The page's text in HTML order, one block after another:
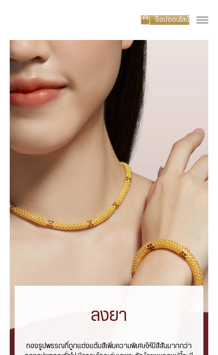
ช็อปออนไลน์
ลงยา
ทองรูปพรรณที่ถูกแต่งแต้มสีเพิ่มความพิเศษให้มีสีสันมากกว่า